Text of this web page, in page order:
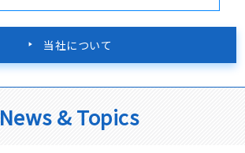
当社について
News & Topics